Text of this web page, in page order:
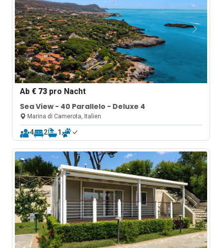
Ab€ 73 pro Nacht
Sea View - 40 Parallelo - Deluxe 4
Marina di Camerota, Italien
4 2 1